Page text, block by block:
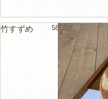
竹すずめ 58m